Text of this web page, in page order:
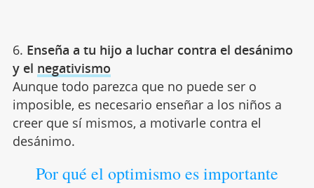
6. Enseña a tu hijo a luchar contra el desánimo
y el negativismo
Aunque todo parezca que no puede ser o
imposible, es necesario enseñar a los niños a
creer que sí mismos, a motivarle contra el
desánimo.
Por qué el optimismo es importante